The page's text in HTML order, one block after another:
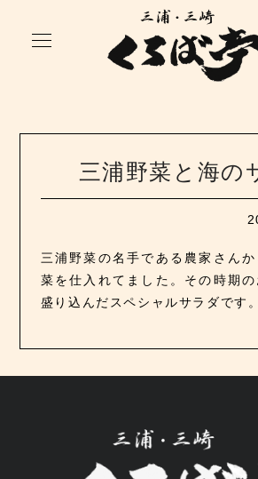
三浦野菜と海の
三浦野菜の名手である農家さん
菜を仕入れてました。その時期
盛り込んだスペシャルサラダです。